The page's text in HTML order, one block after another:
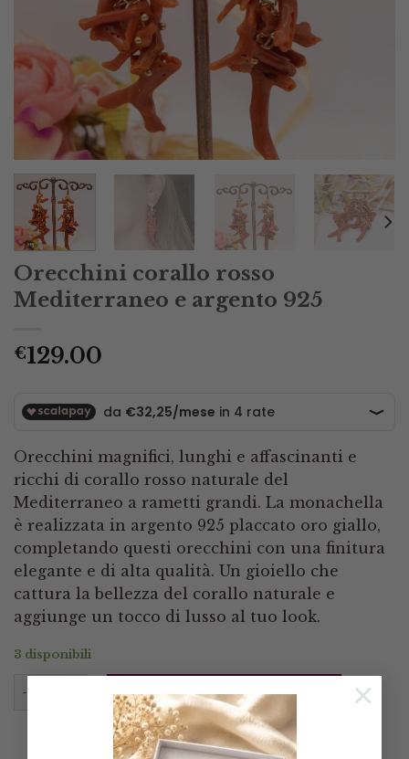
×
Orecchini corallo rosso
Mediterraneo e argento 925
€129.00
Orecchini magnifici, lunghi e affascinanti e
ricchi di corallo rosso naturale del
Mediterraneo a rametti grandi. La monachella
è realizzata in argento 925 placcato oro giallo,
completando questi orecchini con una finitura
elegante e di alta qualità. Un gioiello che
cattura la bellezza del corallo naturale e
aggiunge un tocco di lusso al tuo look.
3 disponibili
AGGIUNGI AL CARRELLO